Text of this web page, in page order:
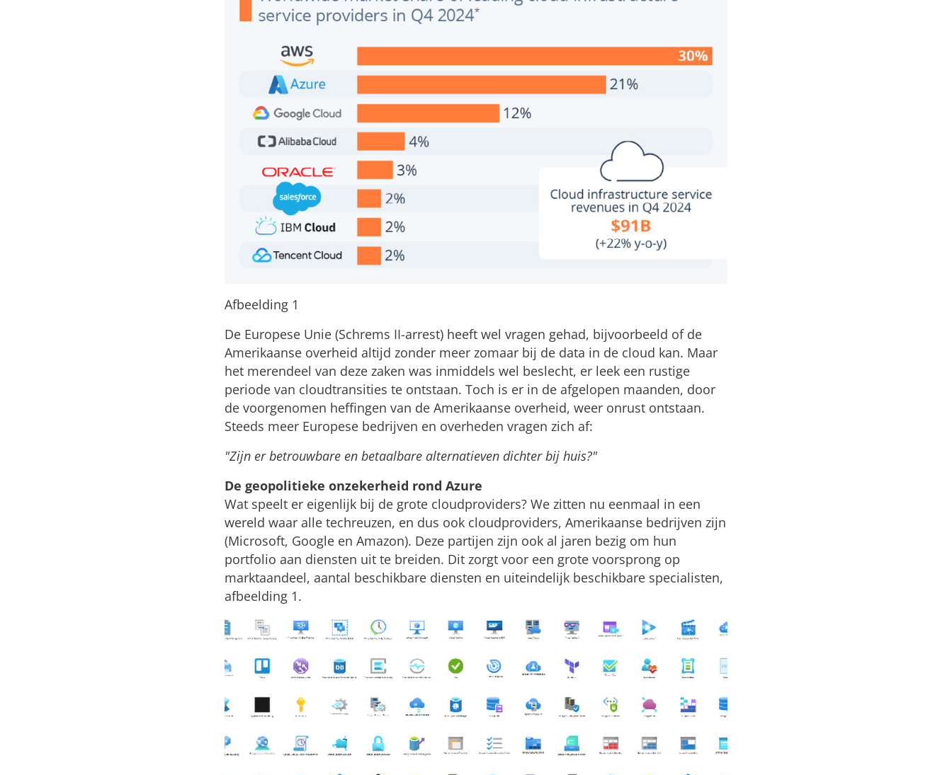
Afbeelding 1
De Europese Unie (Schrems II-arrest) heeft wel vragen gehad, bijvoorbeeld of de
Amerikaanse overheid altijd zonder meer zomaar bij de data in de cloud kan. Maar
het merendeel van deze zaken was inmiddels wel beslecht, er leek een rustige
periode van cloudtransities te ontstaan. Toch is er in de afgelopen maanden, door
de voorgenomen heffingen van de Amerikaanse overheid, weer onrust ontstaan.
Steeds meer Europese bedrijven en overheden vragen zich af:
"Zijn er betrouwbare en betaalbare alternatieven dichter bij huis?"
De geopolitieke onzekerheid rond Azure
Wat speelt er eigenlijk bij de grote cloudproviders? We zitten nu eenmaal in een
wereld waar alle techreuzen, en dus ook cloudproviders, Amerikaanse bedrijven zijn
(Microsoft, Google en Amazon). Deze partijen zijn ook al jaren bezig om hun
portfolio aan diensten uit te breiden. Dit zorgt voor een grote voorsprong op
marktaandeel, aantal beschikbare diensten en uiteindelijk beschikbare specialisten,
afbeelding 1.